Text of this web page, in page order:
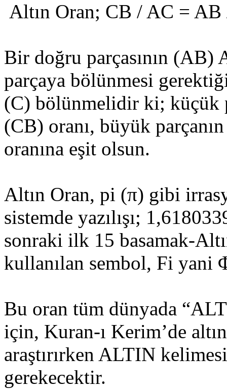
Altın Oran; CB / AC =
Bir doğru parçasının
parçaya bölünmesi
(C) bölünmelidir ki; küçük
(CB) oranı, büyük
oranına eşit olsun.
Altın Oran, pi (π) gibi
sistemde yazılışı;
sonraki ilk 15 basamak-
kullanılan sembol, Fi yani
Bu oran tüm dünyada
için, Kuran-ı Kerim’de
araştırırken ALTIN
gerekecektir.